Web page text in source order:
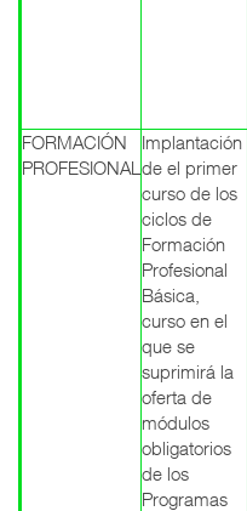
FORMACIÓN
PROFESIONAL
Implantación
de el primer
curso de los
ciclos de
Formación
Profesional
Básica,
curso en el
que se
suprimirá la
oferta de
módulos
obligatorios
de los
Programas